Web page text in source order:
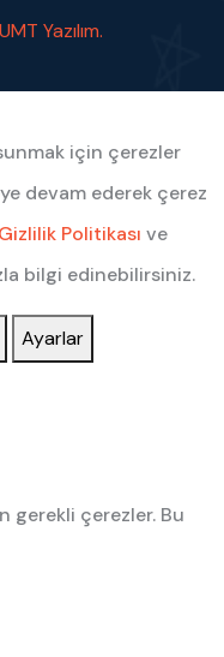
Yazılım.
için çerezler
devam ederek çerez
Gizlilik Politikası ve
bilgi edinebilirsiniz.
Ayarlar
gerekli çerezler. Bu